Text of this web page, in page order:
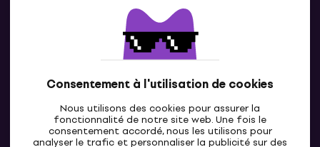
Consentement à l'utilisation de cookies
Nous utilisons des cookies pour assurer la
fonctionnalité de notre site web. Une fois le
consentement accordé, nous les utilisons pour
analyser le trafic et personnaliser la publicité sur des
Contacte nous